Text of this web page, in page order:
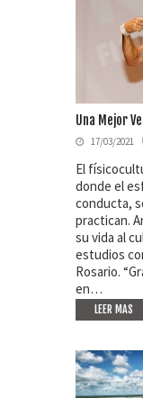
Una Mejor
17/03/2021
El
donde el
conducta,
practican.
su vida al
estudios
Rosario.
en…
LEER MAS